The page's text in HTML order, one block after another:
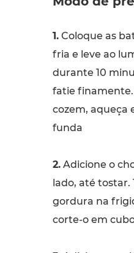
1.Coloque as
fria e leve ao
durante 10
fatie
cozem, aqueça
funda
2.Adicione o
lado, até tostar.
gordura na
corte-o em